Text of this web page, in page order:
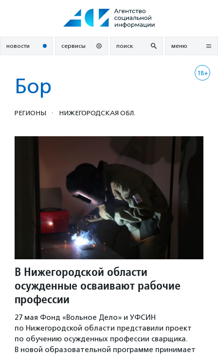
новости сервисы поиск меню
18+
Бор
РЕГИОНЫ · НИЖЕГОРОДСКАЯ ОБЛ.
В Нижегородской области
осужденные осваивают рабочие
профессии
27 мая Фонд «Вольное Дело» и УФСИН
по Нижегородской области представили проект
по обучению осужденных профессии сварщика.
В новой образовательной программе принимает